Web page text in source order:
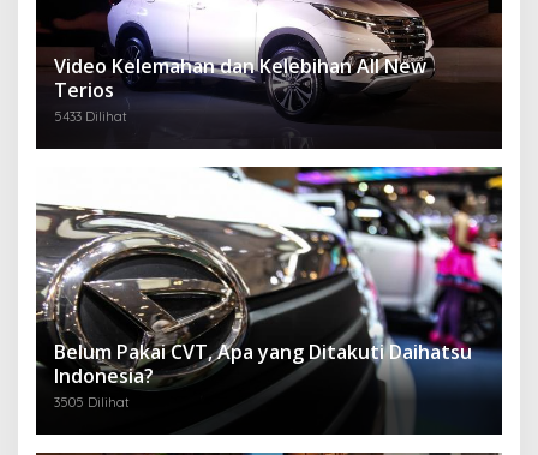
Video Kelemahan dan Kelebihan All New
Terios
5433 Dilihat
Belum Pakai CVT, Apa yang Ditakuti Daihatsu
Indonesia?
3505 Dilihat